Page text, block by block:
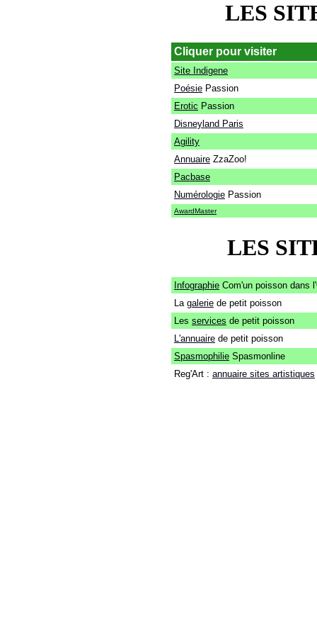
LES
Cliquer pour visiter
Site Indigene
Poésie Passion
Erotic Passion
Disneyland Paris
Agility
Annuaire ZzaZoo!
Pacbase
Numérologie Passion
AwardMaster
LES
Infographie Com'un poisson dans
La galerie de petit poisson
Les services de petit poisson
L'annuaire de petit poisson
Spasmophilie Spasmonline
Reg'Art : annuaire sites artistiques